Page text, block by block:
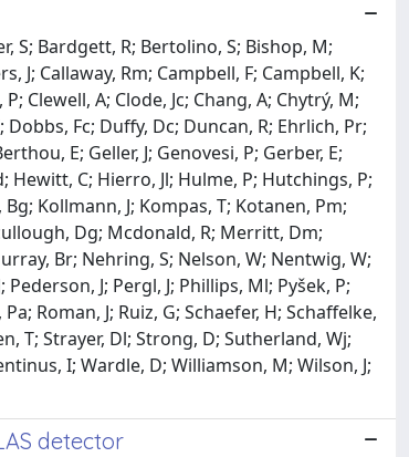
S; Bardgett, R; Bertolino, S; Bishop, M;
J; Callaway, Rm; Campbell, F; Campbell, K;
Clewell, A; Clode, Jc; Chang, A; Chytrý, M;
Fc; Duffy, Dc; Duncan, R; Ehrlich, Pr;
E; Geller, J; Genovesi, P; Gerber, E;
Hewitt, C; Hierro, Jl; Hulme, P; Hutchings, P;
Bg; Kollmann, J; Kompas, T; Kotanen, Pm;
Dg; Mcdonald, R; Merritt, Dm;
Br; Nehring, S; Nelson, W; Nentwig, W;
J; Pergl, J; Phillips, Ml; Pyšek, P;
Roman, J; Ruiz, G; Schaefer, H; Schaffelke,
T; Strayer, Dl; Strong, D; Sutherland, Wj;
I; Wardle, D; Williamson, M; Wilson, J;
detector